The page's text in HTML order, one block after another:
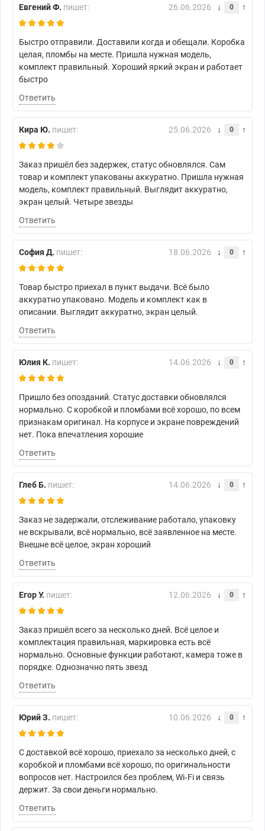
Евгений Ф. пишет: 26.06.2026 0
Быстро отправили. Доставили когда и обещали. Коробка
целая, пломбы на месте. Пришла нужная модель,
комплект правильный. Хороший яркий экран и работает
быстро
Ответить
Кира Ю. пишет: 25.06.2026 0
Заказ пришёл без задержек, статус обновлялся. Сам
товар и комплект упакованы аккуратно. Пришла нужная
модель, комплект правильный. Выглядит аккуратно,
экран целый. Четыре звезды
Ответить
София Д. пишет: 18.06.2026 0
Товар быстро приехал в пункт выдачи. Всё было
аккуратно упаковано. Модель и комплект как в
описании. Выглядит аккуратно, экран целый.
Ответить
Юлия К. пишет: 14.06.2026 0
Пришло без опозданий. Статус доставки обновлялся
нормально. С коробкой и пломбами всё хорошо, по всем
признакам оригинал. На корпусе и экране повреждений
нет. Пока впечатления хорошие
Ответить
Глеб Б. пишет: 14.06.2026 0
Заказ не задержали, отслеживание работало, упаковку
не вскрывали, всё нормально, всё заявленное на месте.
Внешне всё целое, экран хороший
Ответить
Егор У. пишет: 12.06.2026 0
Заказ пришёл всего за несколько дней. Всё целое и
комплектация правильная, маркировка есть всё
нормально. Основные функции работают, камера тоже в
порядке. Однозначно пять звезд
Ответить
Юрий З. пишет: 10.06.2026 0
С доставкой всё хорошо, приехало за несколько дней, с
коробкой и пломбами всё хорошо, по оригинальности
вопросов нет. Настроился без проблем, Wi‑Fi и связь
держит. За свои деньги нормально.
Ответить